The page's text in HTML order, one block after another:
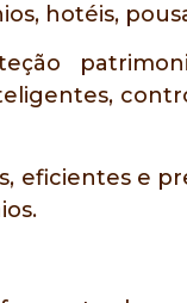
hotéis,
eficientes e